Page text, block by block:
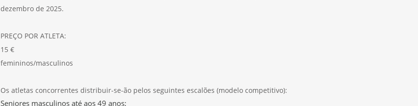
dezembro de 2025.
PREÇO POR ATLETA:
15 €
femininos/masculinos
Os atletas concorrentes distribuir-se-ão pelos seguintes escalões (modelo competitivo):
Seniores masculinos até aos 49 anos;